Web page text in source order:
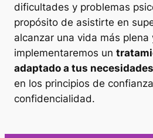
dificultades y problemas
propósito de asistirte en
alcanzar una vida más
implementaremos un
adaptado a tus necesidades
en los principios de
confidencialidad.